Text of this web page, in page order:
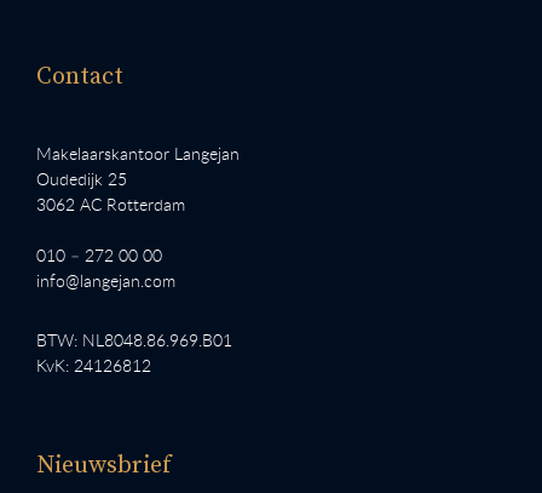
Contact
Makelaarskantoor Langejan
Oudedijk 25
3062 AC Rotterdam
010 – 272 00 00
info@langejan.com
BTW: NL8048.86.969.B01
KvK: 24126812
Nieuwsbrief